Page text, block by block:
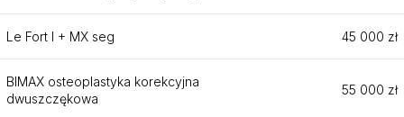
Le Fort I + MX seg 45 000 zł
BIMAX osteoplastyka korekcyjna
dwuszczękowa
55 000 zł